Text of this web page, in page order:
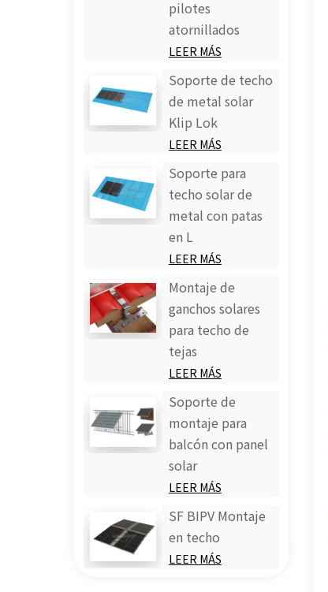
pilotes
atornillados
LEER MÁS
Soporte de techo
de metal solar
Klip Lok
LEER MÁS
Soporte para
techo solar de
metal con patas
en L
LEER MÁS
Montaje de
ganchos solares
para techo de
tejas
LEER MÁS
Soporte de
montaje para
balcón con panel
solar
LEER MÁS
SF BIPV Montaje
en techo
LEER MÁS